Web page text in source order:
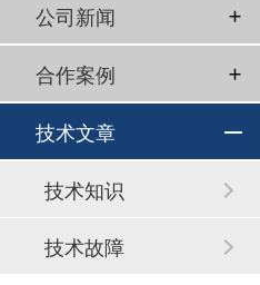
公司新闻
合作案例
技术文章
技术知识
技术故障